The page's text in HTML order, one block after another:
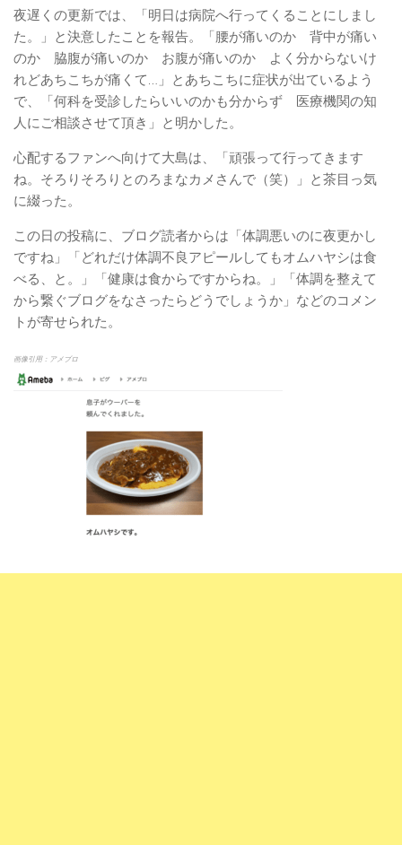
夜遅くの更新では、「明日は病院へ行ってくることにしまし
た。」と決意したことを報告。「腰が痛いのか 背中が痛い
のか 脇腹が痛いのか お腹が痛いのか よく分からないけ
れどあちこちが痛くて…」とあちこちに症状が出ているよう
で、「何科を受診したらいいのかも分からず 医療機関の知
人にご相談させて頂き」と明かした。
心配するファンへ向けて大島は、「頑張って行ってきます
ね。そろりそろりとのろまなカメさんで（笑）」と茶目っ気
に綴った。
この日の投稿に、ブログ読者からは「体調悪いのに夜更かし
ですね」「どれだけ体調不良アピールしてもオムハヤシは食
べる、と。」「健康は食からですからね。」「体調を整えて
から繋ぐブログをなさったらどうでしょうか」などのコメン
トが寄せられた。
画像引用：アメブロ